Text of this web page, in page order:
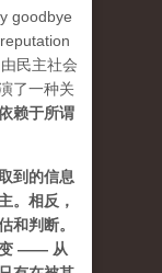
goodbye
民主社会
了一种关
赖于所谓
到的信息
。相反，
和判断。
变 —— 从